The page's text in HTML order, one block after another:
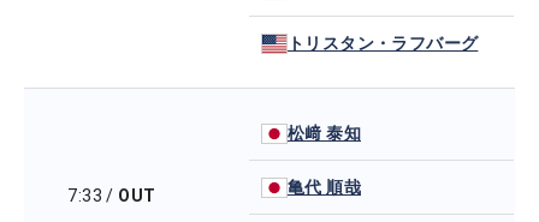
トリスタン・ラフバーグ
7:33 / OUT
松﨑 泰知
亀代 順哉